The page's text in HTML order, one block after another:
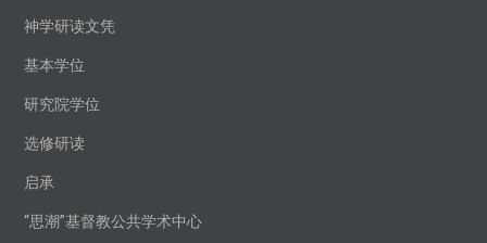
神学研读文凭
基本学位
研究院学位
选修研读
启承
“思潮”基督教公共学术中心